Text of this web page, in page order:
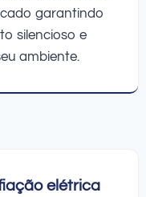
garantindo
silencioso e
ambiente.
elétrica